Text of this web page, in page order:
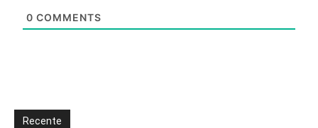
0 COMMENTS
Recente